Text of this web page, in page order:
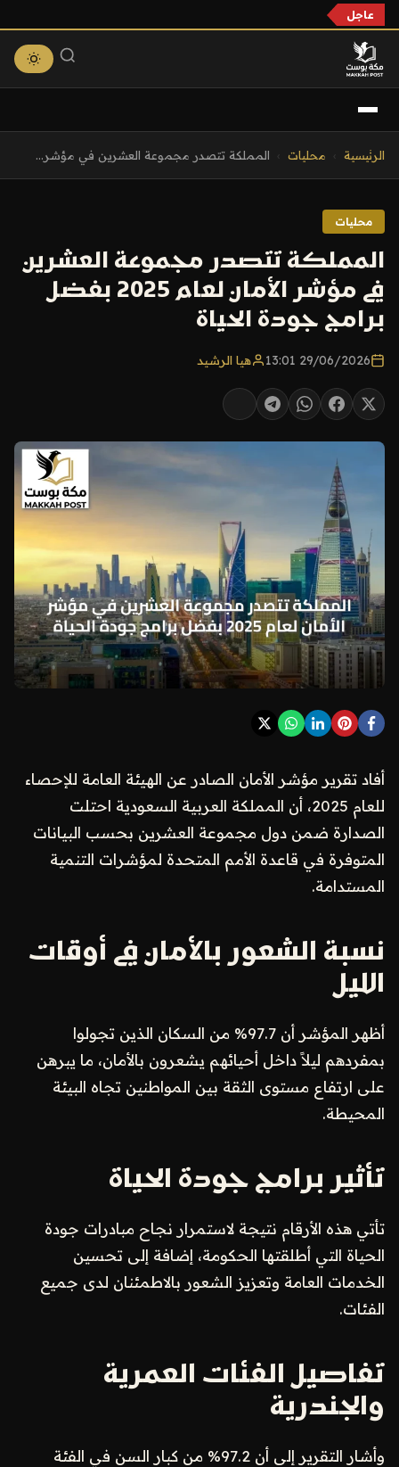
عاجل
الرئيسية محليات المملكة تتصدر مجموعة العشرين في مؤشر...
محليات
المملكة تتصدر مجموعة العشرين
في مؤشر الأمان لعام 2025 بفضل
برامج جودة الحياة
29/06/2026 13:01 هيا الرشيد
أفاد تقرير مؤشر الأمان الصادر عن الهيئة العامة للإحصاء
للعام 2025، أن المملكة العربية السعودية احتلت
الصدارة ضمن دول مجموعة العشرين بحسب البيانات
المتوفرة في قاعدة الأمم المتحدة لمؤشرات التنمية
المستدامة.
نسبة الشعور بالأمان في أوقات
الليل
أظهر المؤشر أن 97.7% من السكان الذين تجولوا
بمفردهم ليلاً داخل أحيائهم يشعرون بالأمان، ما يبرهن
على ارتفاع مستوى الثقة بين المواطنين تجاه البيئة
المحيطة.
تأثير برامج جودة الحياة
تأتي هذه الأرقام نتيجة لاستمرار نجاح مبادرات جودة
الحياة التي أطلقتها الحكومة، إضافة إلى تحسين
الخدمات العامة وتعزيز الشعور بالاطمئنان لدى جميع
الفئات.
تفاصيل الفئات العمرية
والجندرية
وأشار التقرير إلى أن 97.2% من كبار السن في الفئة